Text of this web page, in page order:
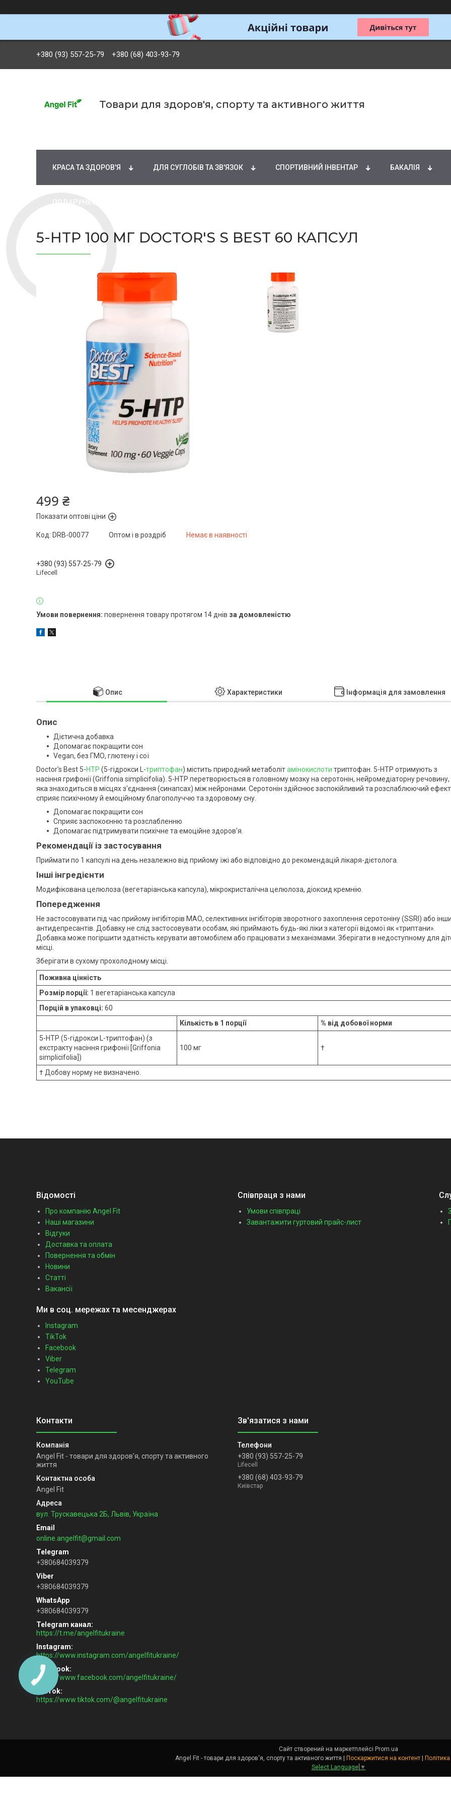
+380 (93) 557-25-79 +380 (68) 403-93-79
Товари для здоров'я, спорту та активного життя
КРАСА ТА ЗДОРОВ'Я ДЛЯ СУГЛОБІВ ТА ЗВ'ЯЗОК СПОРТИВНИЙ ІНВЕНТАР БАКАЛІЯ
5-HTP 100 МГ DOCTOR'S S BEST 60 КАПСУЛ
499 ₴
Показати оптові ціни
Немає в наявності
Оптом і в роздріб
Код: DRB-00077
+380 (93) 557-25-79
Lifecell
повернення товару протягом 14 днів за домовленістю
Опис Характеристики Інформація для замовлення
Опис
Дієтична добавка
Допомагає покращити сон
Vegan, без ГМО, глютену і сої
Doctor's Best 5-HTP (5-гідрокси L-триптофан) містить природний метаболітамінокислоти триптофан. 5-HTP отримують з
насіння грифонії (Griffonia simplicifolia). 5-HTP перетворюється в головному мозку на серотонін, нейромедіаторну речовину,
яка знаходиться в місцях з'єднання (синапсах) між нейронами. Серотонін здійснює заспокійливий та розслаблюючий
сприяє психічному й емоційному благополуччю та здоровому сну.
Допомагає покращити сон
Сприяє заспокоєнню та розслабленню
Допомагає підтримувати психічне та емоційне здоров'я.
Рекомендації із застосування
Приймати по 1 капсулі на день незалежно від прийому їжі або відповідно до рекомендацій лікаря-дієтолога.
Інші інгредієнти
Модифікована целюлоза (вегетаріанська капсула), мікрокристалічна целюлоза, діоксид кремнію.
Попередження
Не застосовувати під час прийому інгібіторів МАО, селективних інгібіторів зворотного захоплення серотоніну (SSRI) або
антидепресантів. Добавку не слід застосовувати особам, які приймають будь-які ліки з категорії відомої як «триптани».
Добавка може погіршити здатність керувати автомобілем або працювати з механізмами. Зберігати в недоступному для
місці.
Зберігати в сухому прохолодному місці.
Поживна цінність
Розмір порції: 1 вегетаріанська капсула
Порцій в упаковці: 60
Кількість в 1 порції
% від добової норми
5-HTP (5-гідрокси L-триптофан) (з
екстракту насіння грифонії [Griffonia
simplicifolia])
100 мг †
† Добову норму не визначено.
Відомості
Про компанію Angel Fit
Наші магазини
Відгуки
Доставка та оплата
Повернення та обмін
Новини
Статті
Вакансії
Співпраця з нами
Умови співпраці
Завантажити гуртовий прайс-лист
Ми в соц. мережах та месенджерах
Instagram
TikTok
Facebook
Viber
Telegram
YouTube
Angel Fit - товари для здоров'я, спорту та активного
життя
Angel Fit
вул. Трускавецька 2Б, Львів, Україна
online.angelfit@gmail.com
+380684039379
+380684039379
+380684039379
Telegram канал
https://t.me/angelfitukraine
Instagram
https://www.instagram.com/angelfitukraine/
Facebook
https://www.facebook.com/angelfitukraine/
TikTok
https://www.tiktok.com/@angelfitukraine
+380 (93) 557-25-79
Lifecell
+380 (68) 403-93-79
Київстар
Сайт створений на маркетплейсі Prom.ua
Angel Fit - товари для здоров'я, спорту та активного життя | Поскаржитися на контент |
Select Language ▼